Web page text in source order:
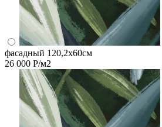
фасадный 120,2x60см
26 000 Р/м2